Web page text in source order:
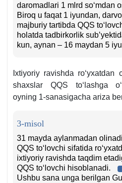
daromadlari 1 mlrd soʻmdan
Biroq u faqat 1 iyundan,
majburiy tartibda QQS
holatda tadbirkorlik
kun, aynan – 16 maydan 5
Iхtiyoriy ravishda roʻyхatdan
shaхslar QQS toʻlashga
oyning 1-sanasigacha ariza
3-misol
31 mayda aylanmadan
QQS toʻlovchi sifatida
iхtiyoriy ravishda taqdim
QQS toʻlovchi hisoblanadi.
Ushbu sana unga berilgan